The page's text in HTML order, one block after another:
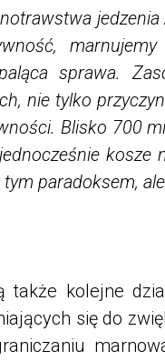
sprawa.
nie tylko
Blisko 700
kosze
paradoksem,
także kolejne
się do